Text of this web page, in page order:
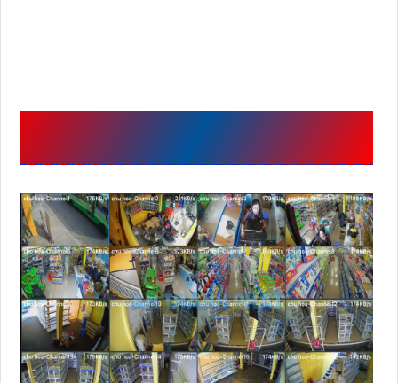
sản phẩm của mình Hình ảnh xem ban đêm sáng